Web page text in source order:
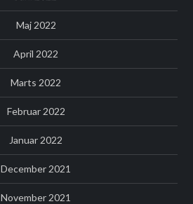
Maj 2022
April 2022
Marts 2022
Februar 2022
Januar 2022
December 2021
November 2021